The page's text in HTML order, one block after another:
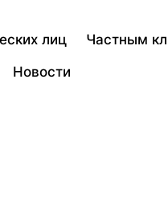
лиц
Частным
Новости